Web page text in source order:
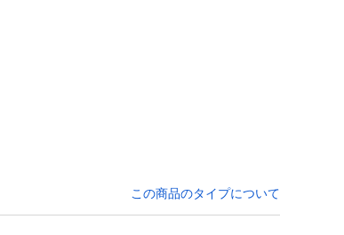
この商品のタイプについて